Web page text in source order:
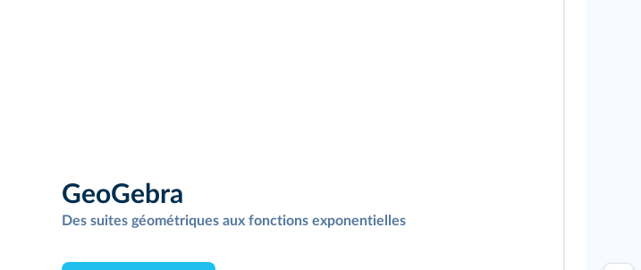
GeoGebra
Des suites géométriques aux fonctions exponentielles